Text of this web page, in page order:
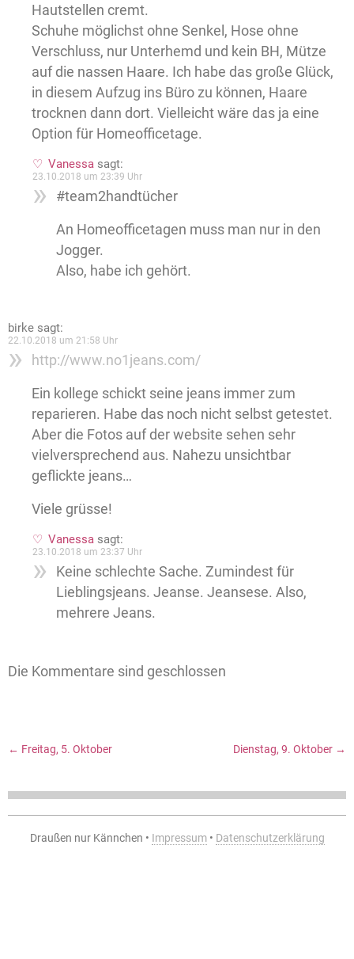
Hautstellen cremt.
Schuhe möglichst ohne Senkel, Hose ohne
Verschluss, nur Unterhemd und kein BH, Mütze
auf die nassen Haare. Ich habe das große Glück,
in diesem Aufzug ins Büro zu können, Haare
trocknen dann dort. Vielleicht wäre das ja eine
Option für Homeofficetage.
Vanessa sagt:
23.10.2018 um 23:39 Uhr
#team2handtücher
An Homeofficetagen muss man nur in den
Jogger.
Also, habe ich gehört.
birke sagt:
22.10.2018 um 21:58 Uhr
http://www.no1jeans.com/
Ein kollege schickt seine jeans immer zum
reparieren. Habe das noch nicht selbst getestet.
Aber die Fotos auf der website sehen sehr
vielversprechend aus. Nahezu unsichtbar
geflickte jeans…
Viele grüsse!
Vanessa sagt:
23.10.2018 um 23:37 Uhr
Keine schlechte Sache. Zumindest für
Lieblingsjeans. Jeanse. Jeansese. Also,
mehrere Jeans.
Die Kommentare sind geschlossen
← Freitag, 5. Oktober Dienstag, 9. Oktober →
Draußen nur Kännchen • Impressum• Datenschutzerklärung